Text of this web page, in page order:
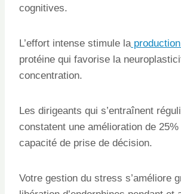
cognitives.
L’effort intense stimule la
protéine qui favorise la
concentration.
Les dirigeants qui s’entraînent
constatent une amélioration de
capacité de prise de décision.
Votre gestion du stress s’améliore